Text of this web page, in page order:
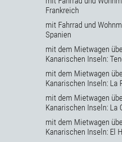
Frankreich
mit Fahrrad und
Spanien
mit dem Mietwagen
Kanarischen Inseln:
mit dem Mietwagen
Kanarischen Inseln: La
mit dem Mietwagen
Kanarischen Inseln: La
mit dem Mietwagen
Kanarischen Inseln: El